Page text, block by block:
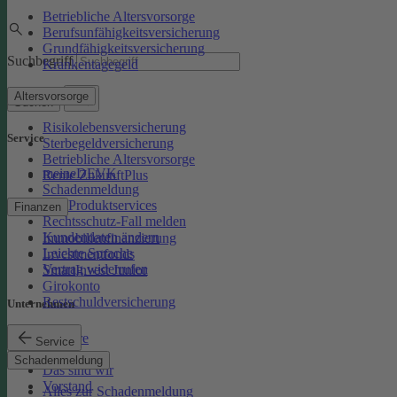
Betriebliche Altersvorsorge
Berufsunfähigkeitsversicherung
Grundfähigkeitsversicherung
Krankentagegeld
Altersvorsorge
Risikolebensversicherung
Sterbegeldversicherung
Betriebliche Altersvorsorge
Rente ZukunftPlus
Finanzen
Immobilienfinanzierung
Investmentfonds
SmartInvest Junior
Girokonto
Restschuldversicherung
Service
Schadenmeldung
Alles zur Schadenmeldung
Suchbegriff
Suchen
Service
meineDEVK
Schadenmeldung
Kfz-Produktservices
Rechtsschutz-Fall melden
Kundendaten ändern
Leichte Sprache
Vertrag widerrufen
Unternehmen
Karriere
Presse
Das sind wir
Vorstand